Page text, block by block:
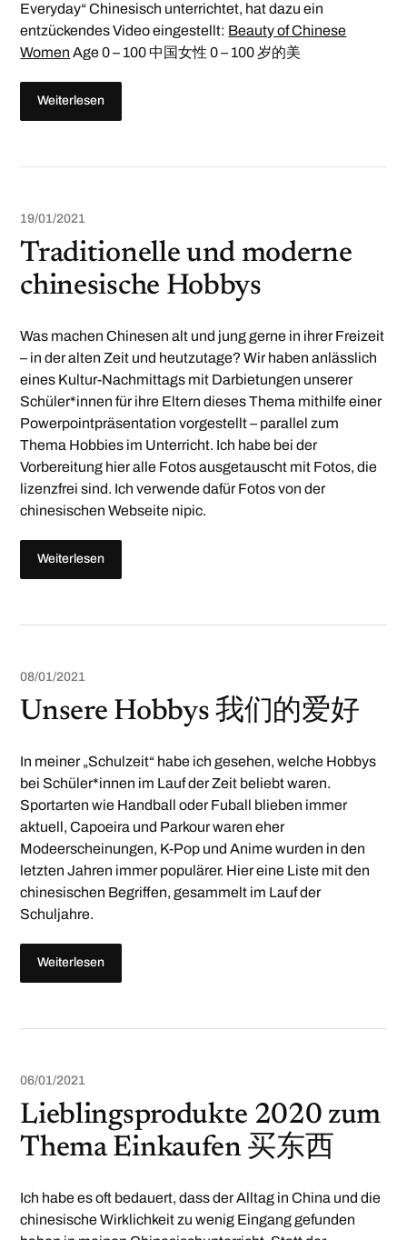
Everyday“ Chinesisch unterrichtet, hat dazu ein
entzückendes Video eingestellt: Beauty of Chinese
Women Age 0 – 100 中国女性 0 – 100 岁的美
Weiterlesen
19/01/2021
Traditionelle und moderne
chinesische Hobbys
Was machen Chinesen alt und jung gerne in ihrer Freizeit
– in der alten Zeit und heutzutage? Wir haben anlässlich
eines Kultur-Nachmittags mit Darbietungen unserer
Schüler*innen für ihre Eltern dieses Thema mithilfe einer
Powerpointpräsentation vorgestellt – parallel zum
Thema Hobbies im Unterricht. Ich habe bei der
Vorbereitung hier alle Fotos ausgetauscht mit Fotos, die
lizenzfrei sind. Ich verwende dafür Fotos von der
chinesischen Webseite nipic.
Weiterlesen
08/01/2021
Unsere Hobbys 我们的爱好
In meiner „Schulzeit“ habe ich gesehen, welche Hobbys
bei Schüler*innen im Lauf der Zeit beliebt waren.
Sportarten wie Handball oder Fuball blieben immer
aktuell, Capoeira und Parkour waren eher
Modeerscheinungen, K-Pop und Anime wurden in den
letzten Jahren immer populärer. Hier eine Liste mit den
chinesischen Begriffen, gesammelt im Lauf der
Schuljahre.
Weiterlesen
06/01/2021
Lieblingsprodukte 2020 zum
Thema Einkaufen 买东西
Ich habe es oft bedauert, dass der Alltag in China und die
chinesische Wirklichkeit zu wenig Eingang gefunden